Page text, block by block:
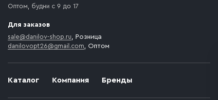
Каталог Компания Бренды
Оптом, будни с 9 до 17
Для заказов
sale@danilov-shop.ru, Розница
danilovopt26@gmail.com, Оптом